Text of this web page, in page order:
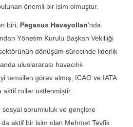
önemli bir isim olmuştur.
biri, Pegasus Havayolları’nda
Yönetim Kurulu Başkan Vekilliği
dönüşüm sürecinde liderlik
uluslararası havacılık
temsilen görev almış, ICAO ve IATA
roller üstlenmiştir.
sosyal sorumluluk ve gençlere
aktif bir isim olan Mehmet Tevfik